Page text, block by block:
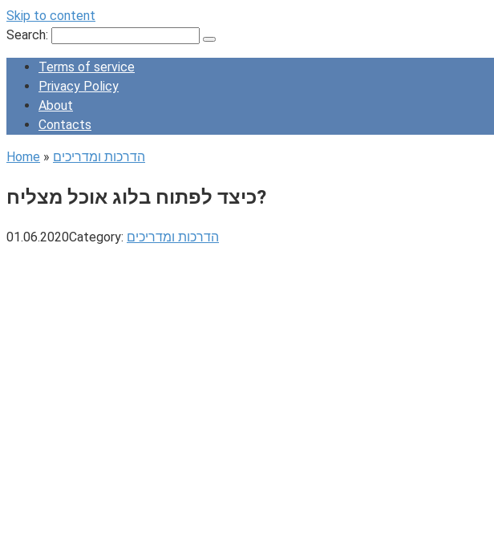
Skip to content
Search:
Terms of service
Privacy Policy
About
Contacts
Home » הדרכות ומדריכים
כיצד לפתוח בלוג אוכל מצליח?
01.06.2020Category: הדרכות ומדריכים